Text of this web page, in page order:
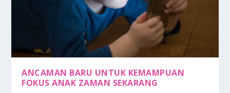
ANCAMAN BARU UNTUK KEMAMPUAN
FOKUS ANAK ZAMAN SEKARANG